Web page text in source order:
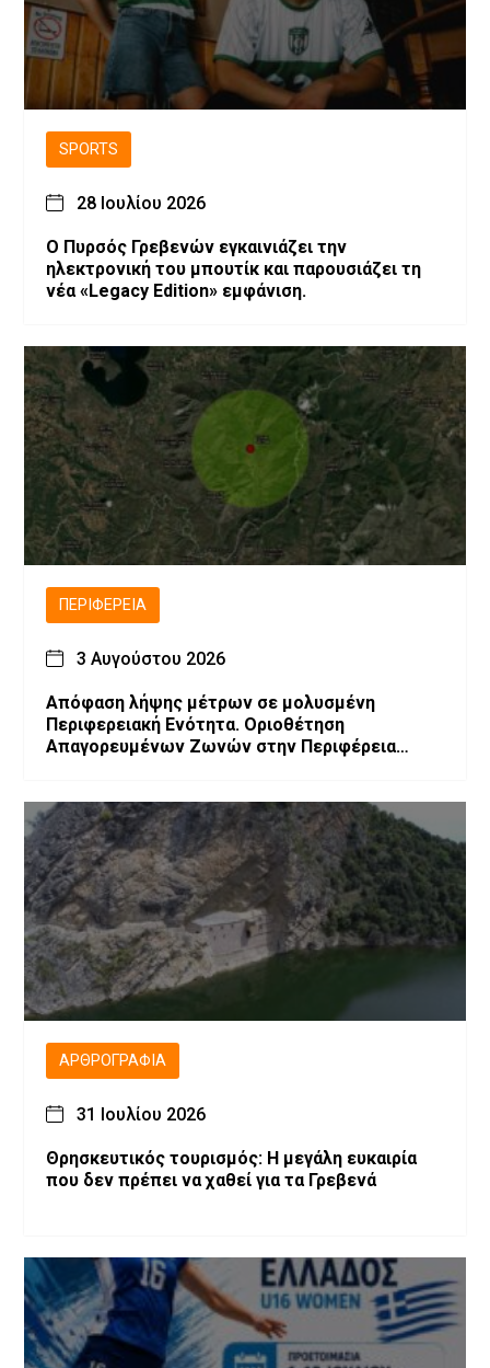
SPORTS
28 Ιουλίου 2026
Ο Πυρσός Γρεβενών εγκαινιάζει την
ηλεκτρονική του μπουτίκ και παρουσιάζει τη
νέα «Legacy Edition» εμφάνιση.
ΠΕΡΙΦΈΡΕΙΑ
3 Αυγούστου 2026
Απόφαση λήψης μέτρων σε μολυσμένη
Περιφερειακή Ενότητα. Οριοθέτηση
Απαγορευμένων Ζωνών στην Περιφέρεια
ΑΡΘΡΟΓΡΑΦΊΑ
31 Ιουλίου 2026
Θρησκευτικός τουρισμός: Η μεγάλη ευκαιρία
που δεν πρέπει να χαθεί για τα Γρεβενά